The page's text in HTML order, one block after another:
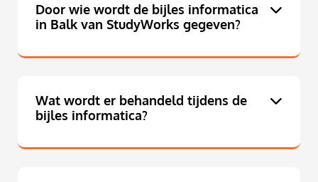
Door wie wordt de bijles informatica
in Balk van StudyWorks gegeven?
Wat wordt er behandeld tijdens de
bijles informatica?